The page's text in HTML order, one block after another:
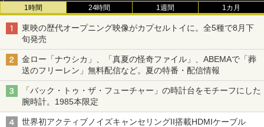
1時間 24時間 1週間 1カ月
東映の歴代オープニング映像がカプセルトイに。全5種で8月下
旬発売
金ロー「ナウシカ」、「真夏の怪奇ファイル」、ABEMAで「葬
送のフリーレン」無料配信など。夏の特番・配信情報
「バック・トゥ・ザ・フューチャー」の時計台をモチーフにした
腕時計。1985本限定
世界初アクティブノイズキャンセリングII搭載HDMIケーブル